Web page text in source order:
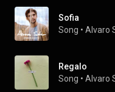
Sofia
Song • Alvaro
Regalo
Song • Alvaro